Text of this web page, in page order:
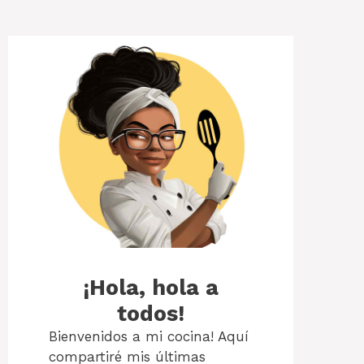
¡Hola, hola a
todos!
Bienvenidos a mi cocina! Aquí
compartiré mis últimas